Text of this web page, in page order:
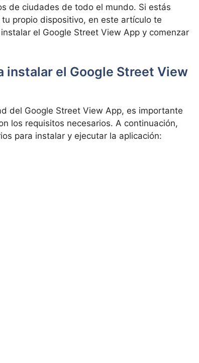
de ciudades de todo el mundo. Si estás
propio dispositivo, en este artículo te
el Google Street View App y comenzar
instalar el Google Street View
del Google Street View App, es importante
los requisitos necesarios. A continuación,
para instalar y ejecutar la aplicación: